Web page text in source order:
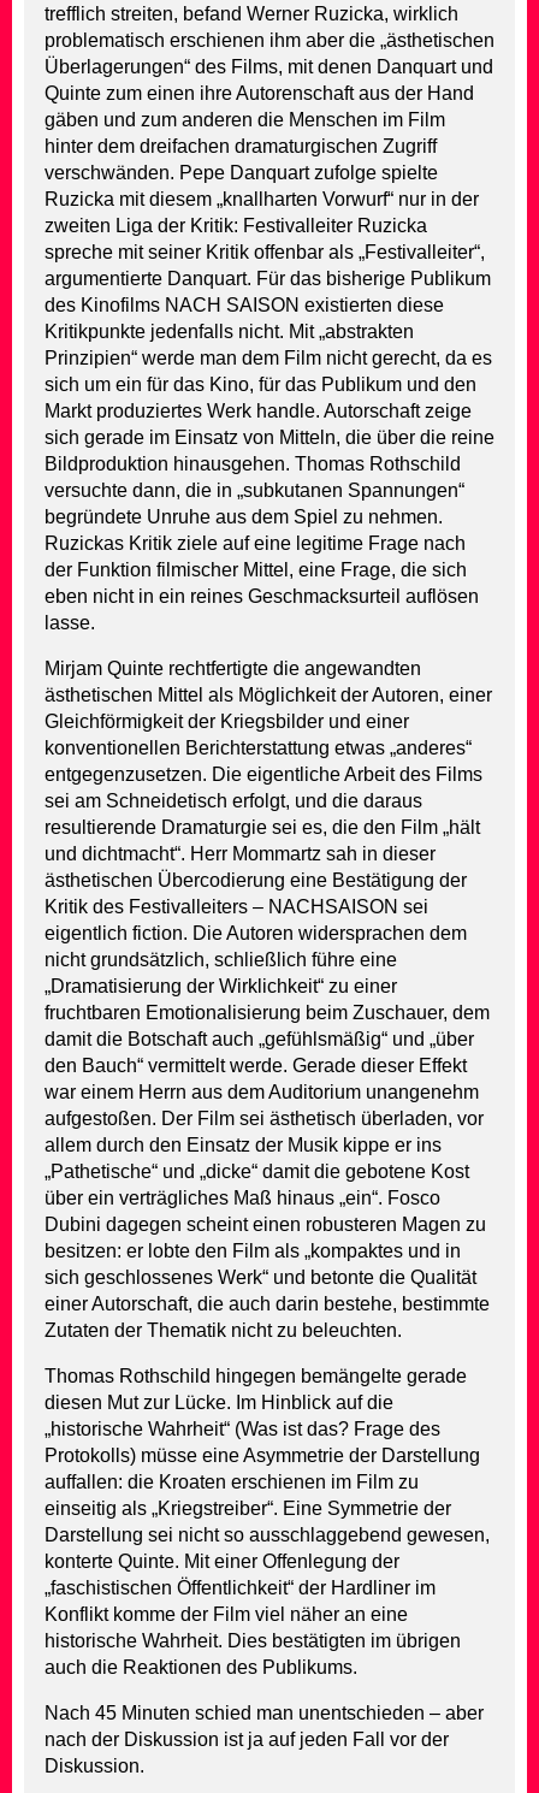
trefflich streiten, befand Werner Ruzicka, wirklich
problematisch erschienen ihm aber die „ästhetischen
Überlagerungen“ des Films, mit denen Danquart und
Quinte zum einen ihre Autorenschaft aus der Hand
gäben und zum anderen die Menschen im Film
hinter dem dreifachen dramaturgischen Zugriff
verschwänden. Pepe Danquart zufolge spielte
Ruzicka mit diesem „knallharten Vorwurf“ nur in der
zweiten Liga der Kritik: Festivalleiter Ruzicka
spreche mit seiner Kritik offenbar als „Festivalleiter“,
argumentierte Danquart. Für das bisherige Publikum
des Kinofilms NACH SAISON existierten diese
Kritikpunkte jedenfalls nicht. Mit „abstrakten
Prinzipien“ werde man dem Film nicht gerecht, da es
sich um ein für das Kino, für das Publikum und den
Markt produziertes Werk handle. Autorschaft zeige
sich gerade im Einsatz von Mitteln, die über die reine
Bildproduktion hinausgehen. Thomas Rothschild
versuchte dann, die in „subkutanen Spannungen“
begründete Unruhe aus dem Spiel zu nehmen.
Ruzickas Kritik ziele auf eine legitime Frage nach
der Funktion filmischer Mittel, eine Frage, die sich
eben nicht in ein reines Geschmacksurteil auflösen
lasse.
Mirjam Quinte rechtfertigte die angewandten
ästhetischen Mittel als Möglichkeit der Autoren, einer
Gleichförmigkeit der Kriegsbilder und einer
konventionellen Berichterstattung etwas „anderes“
entgegenzusetzen. Die eigentliche Arbeit des Films
sei am Schneidetisch erfolgt, und die daraus
resultierende Dramaturgie sei es, die den Film „hält
und dichtmacht“. Herr Mommartz sah in dieser
ästhetischen Übercodierung eine Bestätigung der
Kritik des Festivalleiters – NACHSAISON sei
eigentlich fiction. Die Autoren widersprachen dem
nicht grundsätzlich, schließlich führe eine
„Dramatisierung der Wirklichkeit“ zu einer
fruchtbaren Emotionalisierung beim Zuschauer, dem
damit die Botschaft auch „gefühlsmäßig“ und „über
den Bauch“ vermittelt werde. Gerade dieser Effekt
war einem Herrn aus dem Auditorium unangenehm
aufgestoßen. Der Film sei ästhetisch überladen, vor
allem durch den Einsatz der Musik kippe er ins
„Pathetische“ und „dicke“ damit die gebotene Kost
über ein verträgliches Maß hinaus „ein“. Fosco
Dubini dagegen scheint einen robusteren Magen zu
besitzen: er lobte den Film als „kompaktes und in
sich geschlossenes Werk“ und betonte die Qualität
einer Autorschaft, die auch darin bestehe, bestimmte
Zutaten der Thematik nicht zu beleuchten.
Thomas Rothschild hingegen bemängelte gerade
diesen Mut zur Lücke. Im Hinblick auf die
„historische Wahrheit“ (Was ist das? Frage des
Protokolls) müsse eine Asymmetrie der Darstellung
auffallen: die Kroaten erschienen im Film zu
einseitig als „Kriegstreiber“. Eine Symmetrie der
Darstellung sei nicht so ausschlaggebend gewesen,
konterte Quinte. Mit einer Offenlegung der
„faschistischen Öffentlichkeit“ der Hardliner im
Konflikt komme der Film viel näher an eine
historische Wahrheit. Dies bestätigten im übrigen
auch die Reaktionen des Publikums.
Nach 45 Minuten schied man unentschieden – aber
nach der Diskussion ist ja auf jeden Fall vor der
Diskussion.